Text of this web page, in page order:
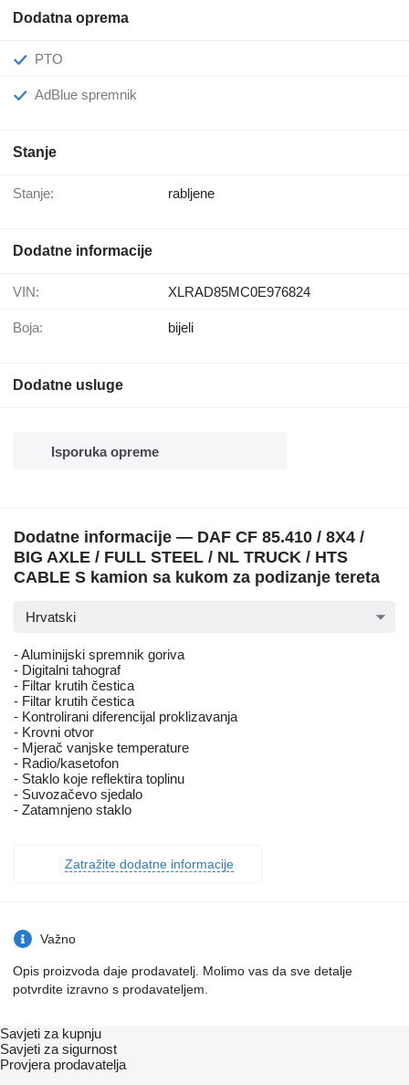
Dodatna oprema
PTO
AdBlue spremnik
Stanje
Stanje: rabljene
Dodatne informacije
VIN: XLRAD85MC0E976824
Boja: bijeli
Dodatne usluge
Isporuka opreme
Dodatne informacije — DAF CF 85.410 / 8X4 /
BIG AXLE / FULL STEEL / NL TRUCK / HTS
CABLE S kamion sa kukom za podizanje tereta
Hrvatski
- Aluminijski spremnik goriva
- Digitalni tahograf
- Filtar krutih čestica
- Filtar krutih čestica
- Kontrolirani diferencijal proklizavanja
- Krovni otvor
- Mjerač vanjske temperature
- Radio/kasetofon
- Staklo koje reflektira toplinu
- Suvozačevo sjedalo
- Zatamnjeno staklo
Zatražite dodatne informacije
Važno
Opis proizvoda daje prodavatelj. Molimo vas da sve detalje
potvrdite izravno s prodavateljem.
Savjeti za kupnju
Savjeti za sigurnost
Provjera prodavatelja